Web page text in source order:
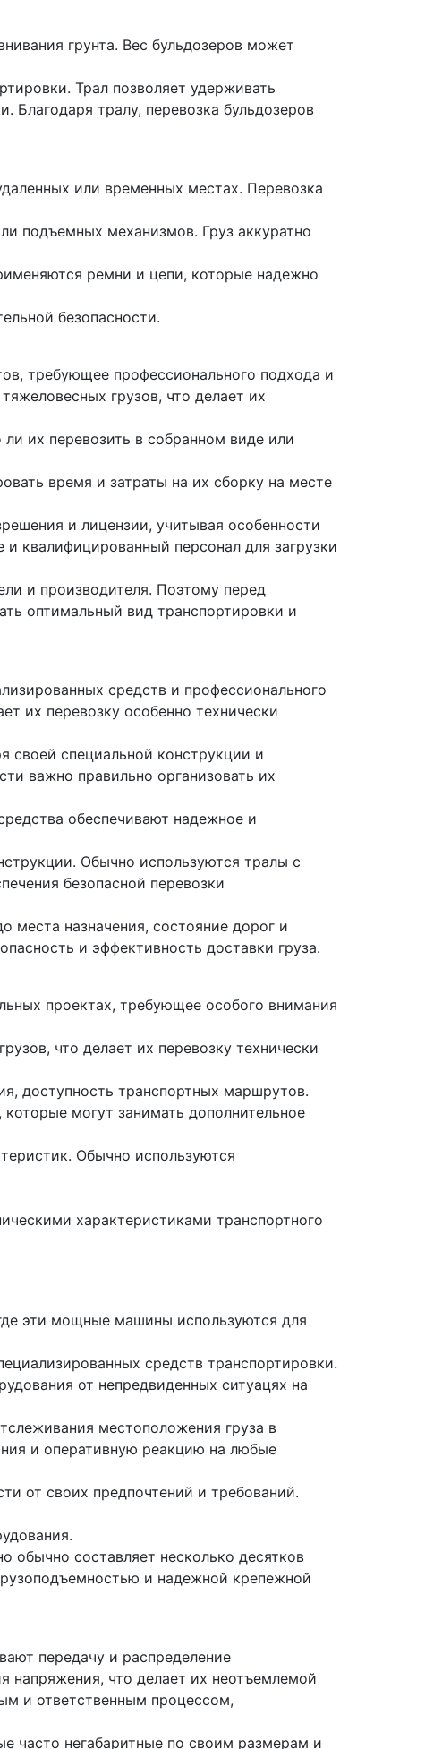
грунта. Вес бульдозеров может
Трал позволяет удерживать
Благодаря тралу, перевозка бульдозеров
или временных местах. Перевозка
подъемных механизмов. Груз аккуратно
ремни и цепи, которые надежно
безопасности.
требующее профессионального подхода и
грузов, что делает их
их перевозить в собранном виде или
время и затраты на их сборку на месте
и лицензии, учитывая особенности
квалифицированный персонал для загрузки
и производителя. Поэтому перед
оптимальный вид транспортировки и
средств и профессионального
их перевозку особенно технически
своей специальной конструкции и
важно правильно организовать их
обеспечивают надежное и
Обычно используются тралы с
безопасной перевозки
места назначения, состояние дорог и
и эффективность доставки груза.
проектах, требующее особого внимания
что делает их перевозку технически
доступность транспортных маршрутов.
могут занимать дополнительное
Обычно используются
характеристиками транспортного
эти мощные машины используются для
средств транспортировки.
от непредвиденных ситуацях на
местоположения груза в
и оперативную реакцию на любые
от своих предпочтений и требований.
обычно составляет несколько десятков
и надежной крепежной
передачу и распределение
напряжения, что делает их неотъемлемой
и ответственным процессом,
часто негабаритные по своим размерам и